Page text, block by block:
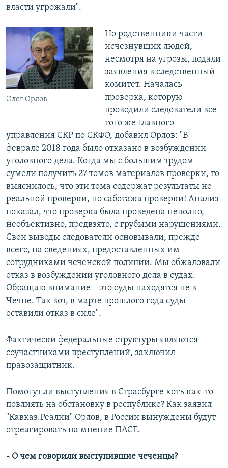
власти угрожали".
Олег Орлов
Но родственники части
исчезнувших людей,
несмотря на угрозы, подали
заявления в следственный
комитет. Началась
проверка, которую
проводили следователи все
того же главного
управления СКР по СКФО, добавил Орлов: "В
феврале 2018 года было отказано в возбуждении
уголовного дела. Когда мы с большим трудом
сумели получить 27 томов материалов проверки, то
выяснилось, что эти тома содержат результаты не
реальной проверки, но саботажа проверки! Анализ
показал, что проверка была проведена неполно,
необъективно, предвзято, с грубыми нарушениями.
Свои выводы следователи основывали, прежде
всего, на сведениях, предоставленных им
сотрудниками чеченской полиции. Мы обжаловали
отказ в возбуждении уголовного дела в судах.
Обращаю внимание – это суды находятся не в
Чечне. Так вот, в марте прошлого года суды
оставили отказ в силе".
Фактически федеральные структуры являются
соучастниками преступлений, заключил
правозащитник.
Помогут ли выступления в Страсбурге хоть как-то
повлиять на обстановку в республике? Как заявил
"Кавказ.Реалии" Орлов, в России вынуждены будут
отреагировать на мнение ПАСЕ.
- О чем говорили выступившие чеченцы?